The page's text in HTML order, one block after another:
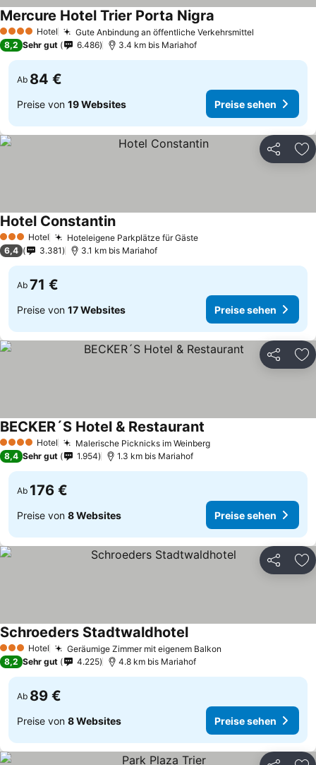
4 Sterne Hotel Gute Anbindung an öffentliche Verkehrsmittel
Mercure Hotel Trier Porta Nigra
8,2 Sehr gut 6.486 3.4 km bis Mariahof
Ab 84 €
Preise von 19 Websites Preise sehen
Teilen
3 SterneHotel Hoteleigene Parkplätze für Gäste
Hotel Constantin
6,4 3.381 3.1 km bis Mariahof
Ab 71 €
Preise von 17 Websites Preise sehen
Teilen
4 Sterne Hotel Malerische Picknicks im Weinberg
BECKER´S Hotel & Restaurant
8,4 Sehr gut 1.954 1.3 km bis Mariahof
Ab 176 €
Preise von 8 Websites Preise sehen
Teilen
3 SterneHotel Geräumige Zimmer mit eigenem Balkon
Schroeders Stadtwaldhotel
8,2 Sehr gut 4.225 4.8 km bis Mariahof
Ab 89 €
Preise von 8 Websites Preise sehen